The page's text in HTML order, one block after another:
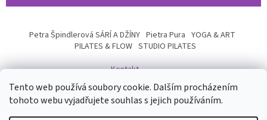
Tento web používá soubory cookie. Dalším procházením
tohoto webu vyjadřujete souhlas s jejich používáním.
Petra Špindlerová SÁRÍ A DŽÍNY Pietra Pura YOGA & ART
PILATES & FLOW STUDIO PILATES
Kontakt